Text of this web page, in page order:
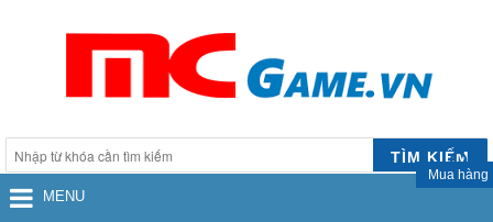
TÌM KIẾM
Mua hàng
MENU